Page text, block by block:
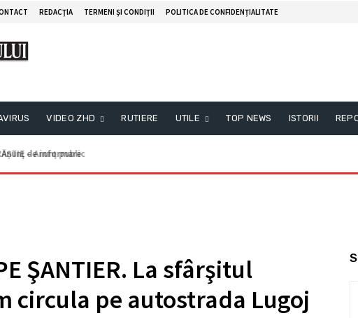
REDACŢIA TERMENI ȘI CONDIȚII POLITICA DE CONFIDENȚIALITATE
VIDEO ZHD RUTIERE UTILE TOP NEWS ISTORII
de informare
ŞANTIER. La sfârşitul
circula pe autostrada Lugoj